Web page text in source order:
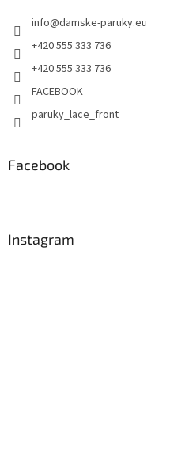
info@damske-paruky.eu
+420 555 333 736
+420 555 333 736
FACEBOOK
paruky_lace_front
Facebook
Instagram